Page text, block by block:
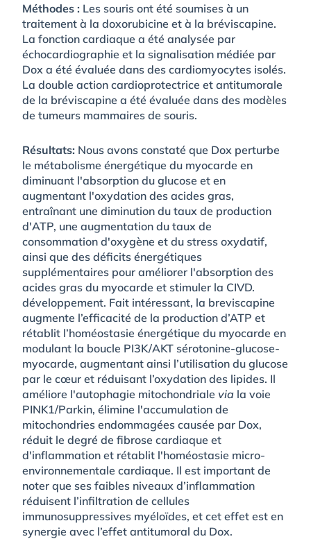
Méthodes : Les souris ont été soumises à un
traitement à la doxorubicine et à la bréviscapine.
La fonction cardiaque a été analysée par
échocardiographie et la signalisation médiée par
Dox a été évaluée dans des cardiomyocytes isolés.
La double action cardioprotectrice et antitumorale
de la bréviscapine a été évaluée dans des modèles
de tumeurs mammaires de souris.
Résultats: Nous avons constaté que Dox perturbe
le métabolisme énergétique du myocarde en
diminuant l'absorption du glucose et en
augmentant l'oxydation des acides gras,
entraînant une diminution du taux de production
d'ATP, une augmentation du taux de
consommation d'oxygène et du stress oxydatif,
ainsi que des déficits énergétiques
supplémentaires pour améliorer l'absorption des
acides gras du myocarde et stimuler la CIVD.
développement. Fait intéressant, la breviscapine
augmente l’efficacité de la production d’ATP et
rétablit l’homéostasie énergétique du myocarde en
modulant la boucle PI3K/AKT sérotonine-glucose-
myocarde, augmentant ainsi l’utilisation du glucose
par le cœur et réduisant l’oxydation des lipides. Il
améliore l'autophagie mitochondriale via la voie
PINK1/Parkin, élimine l'accumulation de
mitochondries endommagées causée par Dox,
réduit le degré de fibrose cardiaque et
d'inflammation et rétablit l'homéostasie micro-
environnementale cardiaque. Il est important de
noter que ses faibles niveaux d’inflammation
réduisent l’infiltration de cellules
immunosuppressives myéloïdes, et cet effet est en
synergie avec l’effet antitumoral du Dox.